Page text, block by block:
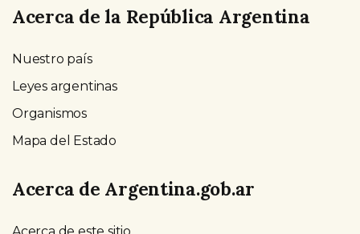
Acerca de la República Argentina
Nuestro país
Leyes argentinas
Organismos
Mapa del Estado
Acerca de Argentina.gob.ar